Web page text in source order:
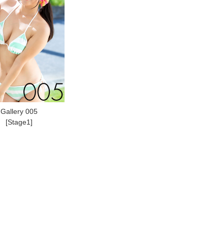
Gallery 005
[Stage1]